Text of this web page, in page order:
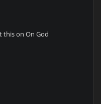
this on On God